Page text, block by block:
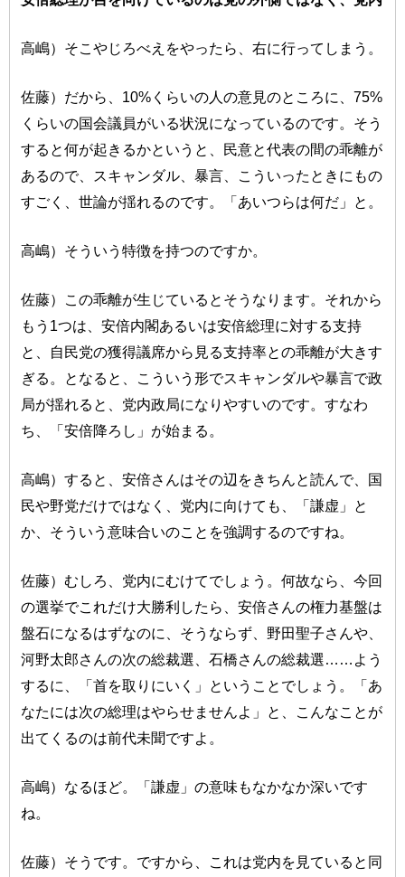
高嶋）そこやじろべえをやったら、右に行ってしまう。
佐藤）だから、10%くらいの人の意見のところに、75%
くらいの国会議員がいる状況になっているのです。そう
すると何が起きるかというと、民意と代表の間の乖離が
あるので、スキャンダル、暴言、こういったときにもの
すごく、世論が揺れるのです。「あいつらは何だ」と。
高嶋）そういう特徴を持つのですか。
佐藤）この乖離が生じているとそうなります。それから
もう1つは、安倍内閣あるいは安倍総理に対する支持
と、自民党の獲得議席から見る支持率との乖離が大きす
ぎる。となると、こういう形でスキャンダルや暴言で政
局が揺れると、党内政局になりやすいのです。すなわ
ち、「安倍降ろし」が始まる。
高嶋）すると、安倍さんはその辺をきちんと読んで、国
民や野党だけではなく、党内に向けても、「謙虚」と
か、そういう意味合いのことを強調するのですね。
佐藤）むしろ、党内にむけてでしょう。何故なら、今回
の選挙でこれだけ大勝利したら、安倍さんの権力基盤は
盤石になるはずなのに、そうならず、野田聖子さんや、
河野太郎さんの次の総裁選、石橋さんの総裁選……よう
するに、「首を取りにいく」ということでしょう。「あ
なたには次の総理はやらせませんよ」と、こんなことが
出てくるのは前代未聞ですよ。
高嶋）なるほど。「謙虚」の意味もなかなか深いです
ね。
佐藤）そうです。ですから、これは党内を見ていると同